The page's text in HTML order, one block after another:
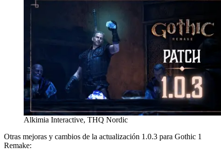
Alkimia Interactive, THQ Nordic
Otras mejoras y cambios de la actualización 1.0.3 para Gothic 1
Remake: